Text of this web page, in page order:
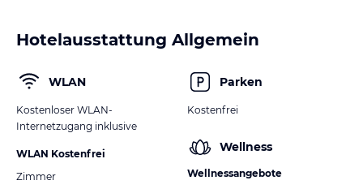
verbindlichenAngebotsdetailsdes jeweiligen Veranstalters.
Hotelausstattung Allgemein
WLAN
Kostenloser WLAN-
Internetzugang inklusive
WLAN Kostenfrei
Zimmer
Parken
Kostenfrei
Wellness
Wellnessangebote